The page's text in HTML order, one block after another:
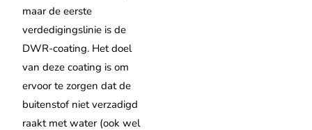
maar de eerste
verdedigingslinie is de
DWR-coating. Het doel
van deze coating is om
ervoor te zorgen dat de
buitenstof niet verzadigd
raakt met water (ook wel